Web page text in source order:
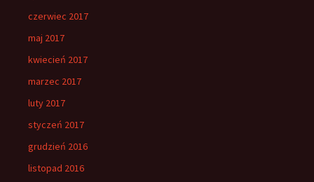
czerwiec 2017
maj 2017
kwiecień 2017
marzec 2017
luty 2017
styczeń 2017
grudzień 2016
listopad 2016